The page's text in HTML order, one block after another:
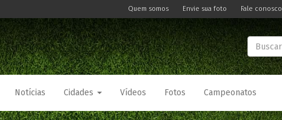
Quem somos Envie sua foto Fale conosco
Notícias Cidades Vídeos Fotos Campeonatos